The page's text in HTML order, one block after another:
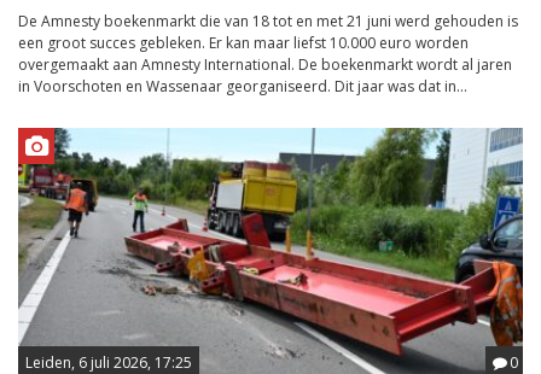
De Amnesty boekenmarkt die van 18 tot en met 21 juni werd gehouden is
een groot succes gebleken. Er kan maar liefst 10.000 euro worden
overgemaakt aan Amnesty International. De boekenmarkt wordt al jaren
in Voorschoten en Wassenaar georganiseerd. Dit jaar was dat in...
Leiden, 6 juli 2026, 17:25 0